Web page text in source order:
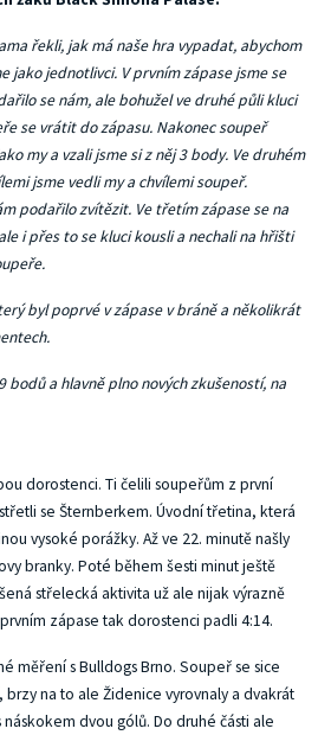
řekli, jak má naše hra vypadat, abychom
jako jednotlivci. V prvním zápase jsme se
se nám, ale bohužel ve druhé půli kluci
se vrátit do zápasu. Nakonec soupeř
my a vzali jsme si z něj 3 body. Ve druhém
jsme vedli my a chvílemi soupeř.
podařilo zvítězit. Ve třetím zápase se na
i přes to se kluci kousli a nechali na hřišti
byl poprvé v zápase v bráně a několikrát
bodů a hlavně plno nových zkušeností, na
dorostenci. Ti čelili soupeřům z první
se Šternberkem. Úvodní třetina, která
vysoké porážky. Až ve 22. minutě našly
branky. Poté během šesti minut ještě
střelecká aktivita už ale nijak výrazně
zápase tak dorostenci padli 4:14.
měření s Bulldogs Brno. Soupeř se sice
na to ale Židenice vyrovnaly a dvakrát
dvou gólů. Do druhé části ale